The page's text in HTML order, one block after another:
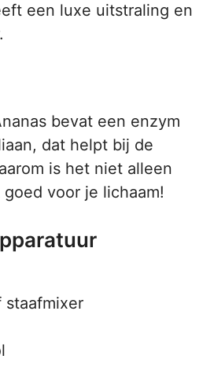
een luxe uitstraling en
bevat een enzym
dat helpt bij de
is het niet alleen
voor je lichaam!
staafmixer